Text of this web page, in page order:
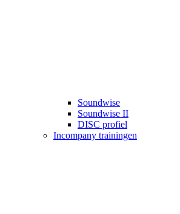
Soundwise
Soundwise II
DISC profiel
Incompany trainingen